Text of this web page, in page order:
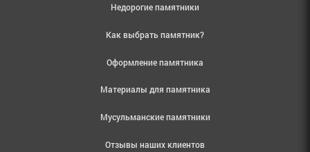
Недорогие памятники
Как выбрать памятник?
Оформление памятника
Материалы для памятника
Мусульманские памятники
Отзывы наших клиентов